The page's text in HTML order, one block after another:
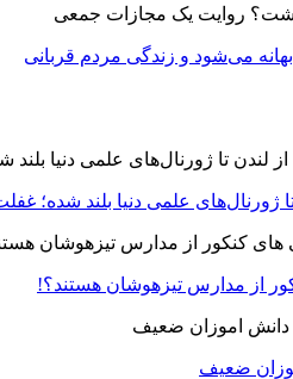
روایت یک مجازات جمعی
می‌شود و زندگی مردم قربانی
علمی دنیا بلند شده؛
از مدارس تیزهوشان هستند؟!
ضعیف